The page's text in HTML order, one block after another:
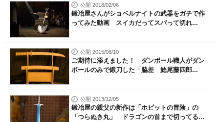
公開 2018/02/06
鍛冶屋さんがショベルナイトの武器をガチで作
ってみた動画 スイカだってスパって切れ...
公開 2015/08/10
ご期待に添えました！ ダンボール職人がダン
ボールのみで鍛刀した「脇差 鯰尾藤四郎...
公開 2013/12/05
鍛冶屋の親父の新作は「ホビットの冒険」の
「つらぬき丸」 ドラゴンの首まで切ってる...